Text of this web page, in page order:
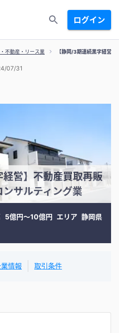
ログイン
不動産・リース業 【静岡/3期連続黒字経営
07/31
経営】不動産買取再販
サルティング業
5億円〜10億円 エリア 静岡県
情報 取引条件